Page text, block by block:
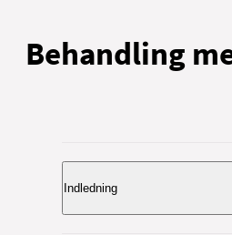
Behandling
Indledning